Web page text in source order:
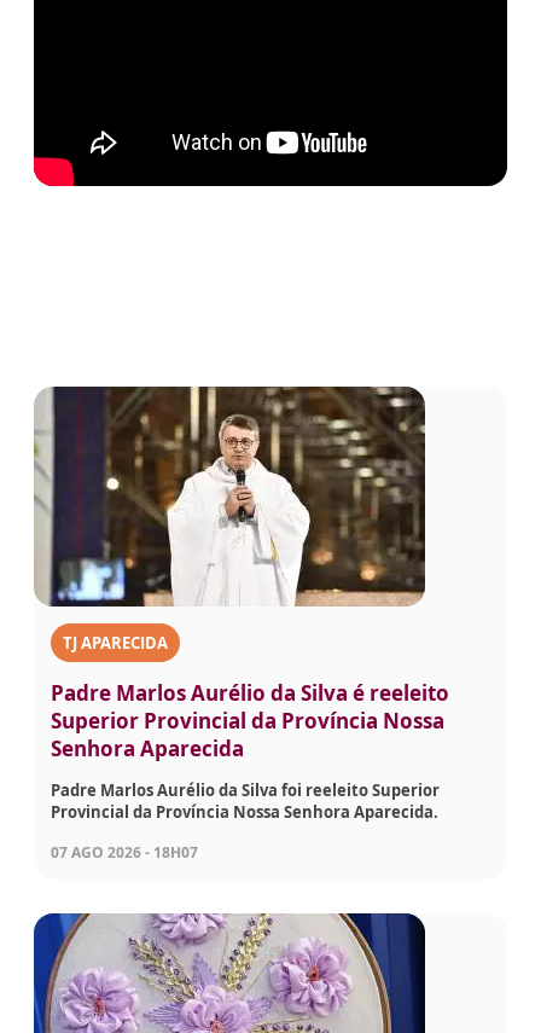
TJ APARECIDA
Padre Marlos Aurélio da Silva é reeleito
Superior Provincial da Província Nossa
Senhora Aparecida
Padre Marlos Aurélio da Silva foi reeleito Superior
Provincial da Província Nossa Senhora Aparecida.
07 AGO 2026 - 18H07